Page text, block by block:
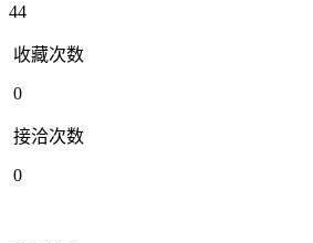
44
收藏次数
0
接洽次数
0